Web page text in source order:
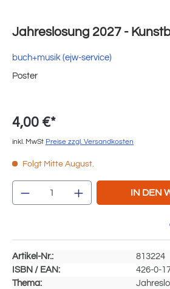
Jahreslosung 2027 -
buch+musik (ejw-service)
Poster
4,00 €*
inkl. MwSt Preise zzgl. Versandkosten
Folgt Mitte August.
Produkt Anzahl: Gib den
IN DEN
Artikel-Nr.:
813224
ISBN / EAN:
426-0-
Thema: